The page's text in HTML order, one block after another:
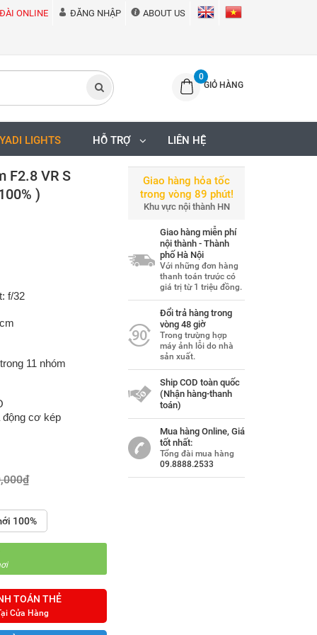
ONLINE ĐĂNG NHẬP ABOUT US
0
GIỎ HÀNG
LIGHTS HỖ TRỢ LIÊN HỆ
F2.8 VR S
)
f/32
11 nhóm
động cơ kép
100%
TOÁN THẺ
Cửa Hàng
Giao hàng hỏa tốc
trong vòng 89 phút!
Khu vực nội thành HN
Giao hàng miễn phí
nội thành - Thành
phố Hà Nội
Với những đơn hàng
thanh toán trước có
giá trị từ 1 triệu đồng.
Đổi trả hàng trong
vòng 48 giờ
Trong trường hợp
máy ảnh lỗi do nhà
sản xuất.
Ship COD toàn quốc
(Nhận hàng-thanh
toán)
Mua hàng Online, Giá
tốt nhất:
Tổng đài mua hàng
09.8888.2533